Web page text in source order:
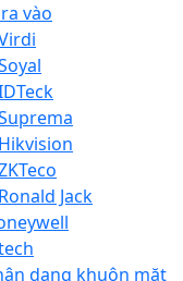
vào
Jack
dạng khuôn mặt